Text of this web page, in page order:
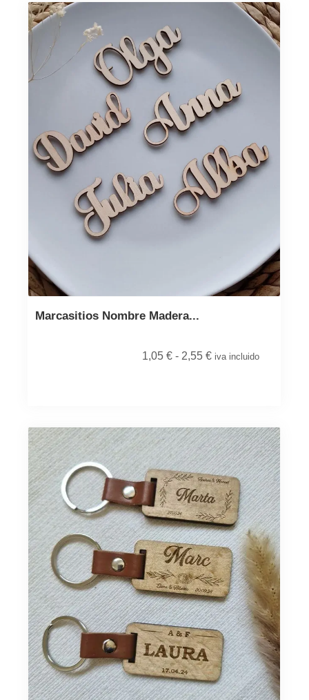
Marcasitios Nombre Madera...
1,05 € - 2,55 € iva incluido